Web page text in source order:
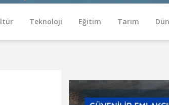
Teknoloji Eğitim Tarım